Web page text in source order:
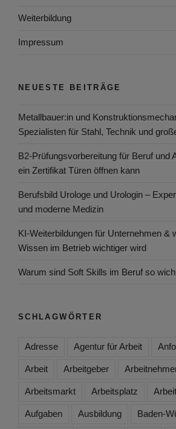
Weiterbildung
Impressum
NEUESTE BEITRÄGE
Metallbauer:in und
Spezialisten für Stahl, Technik und
B2-Prüfungsvorbereitung für Beruf und
ein Zertifikat Türen öffnen kann
Berufsbild Urologe und Urologin –
und moderne Medizin
KI-Weiterbildungen für Unternehmen &
Wissen im Betrieb wichtiger wird
Warum sind Soft Skills im Beruf so
SCHLAGWÖRTER
Adresse Agentur für Arbeit
Arbeit Arbeitgeber
Arbeitsmarkt Arbeitsplatz
Aufgaben Ausbildung Baden-